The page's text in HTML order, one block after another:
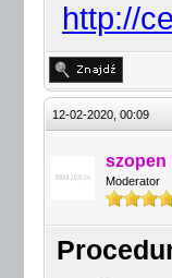
http://
12-02-2020, 00:09
szopen
Moderator